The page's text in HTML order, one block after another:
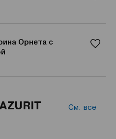
Орнета с
См. все